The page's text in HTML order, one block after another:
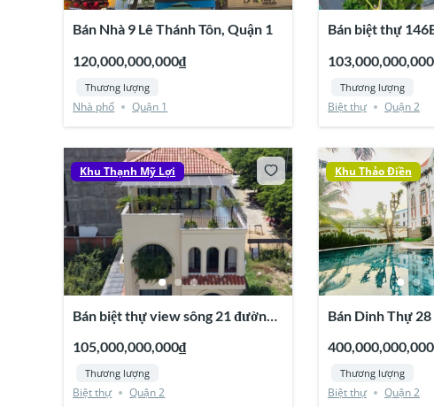
Bán Nhà 9 Lê Thánh Tôn, Quận 1
120,000,000,000₫
Thương lượng
Nhà phố Quận 1
Bán biệt thự
Thương lượng
Biệt thự Quận 2
Khu Thạnh Mỹ Lợi
Bán biệt thự view sông 21 đường
105,000,000,000₫
Thương lượng
Biệt thự Quận 2
Khu Thảo Điền
Bán Dinh Thự
Thương lượng
Biệt thự Quận 2